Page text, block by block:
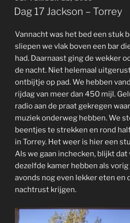
ON
Dag 17 Jackson – Torrey
Vannacht was het bed een stuk
sliepen we vlak boven een bar
had. Daarnaast ging de wekker
de nacht. Niet helemaal
ontbijtje op pad. We hebben
rijdag van meer dan 450 mijl.
radio aan de praat gekregen
muziek onderweg hebben. We
beentjes te strekken en rond
in Torrey. Het weer is hier een
Als we gaan inchecken, blijkt dat
dezelfde kamer hebben als vorig
avonds nog even lekker eten en
nachtrust krijgen.